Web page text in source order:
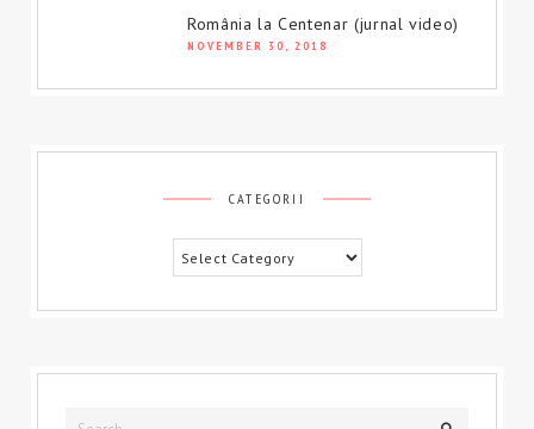
România la Centenar (jurnal video)
NOVEMBER 30, 2018
CATEGORII
Search